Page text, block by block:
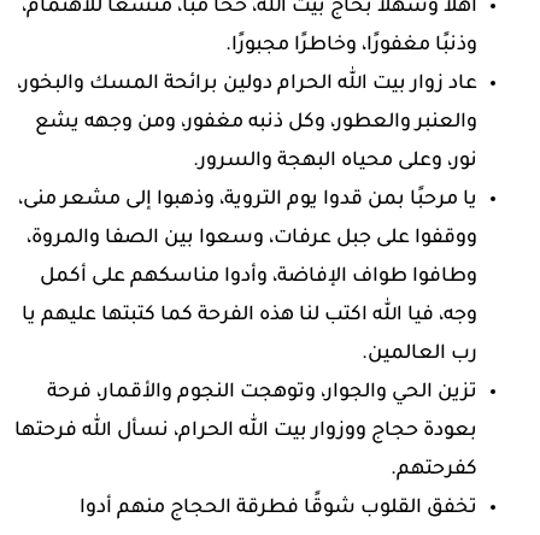
أهلاً وسهلاً بحاج بيت الله، ححًا مبًا، متسعًا للاهتمام،
وذنبًا مغفورًا، وخاطرًا مجبورًا.
عاد زوار بيت الله الحرام دولين برائحة المسك والبخور،
والعنبر والعطور، وكل ذنبه مغفور، ومن وجهه يشع
نور، وعلى محياه البهجة والسرور.
يا مرحبًا بمن قدوا يوم التروية، وذهبوا إلى مشعر منى،
ووقفوا على جبل عرفات، وسعوا بين الصفا والمروة،
وطافوا طواف الإفاضة، وأدوا مناسكهم على أكمل
وجه، فيا الله اكتب لنا هذه الفرحة كما كتبتها عليهم يا
رب العالمين.
تزين الحي والجوار، وتوهجت النجوم والأقمار، فرحة
بعودة حجاج ووزوار بيت الله الحرام، نسأل الله فرحتها
كفرحتهم.
تخفق القلوب شوقًا فطرقة الحجاج منهم أدوا